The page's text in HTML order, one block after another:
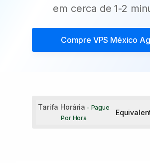
em cerca de 1-2
Compre VPS México
Tarifa Horária - Pague
Por Hora